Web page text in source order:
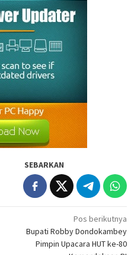
SEBARKAN
Pos berikutnya
Bupati Robby Dondokambey
Pimpin Upacara HUT ke-80